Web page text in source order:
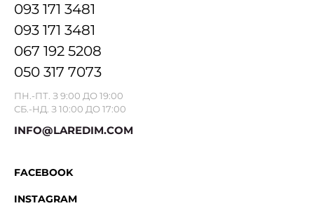
093 171 3481
093 171 3481
067 192 5208
050 317 7073
ПН.-ПТ. З 9:00 ДО 19:00
СБ.-НД. З 10:00 ДО 17:00
INFO@LAREDIM.COM
FACEBOOK
INSTAGRAM